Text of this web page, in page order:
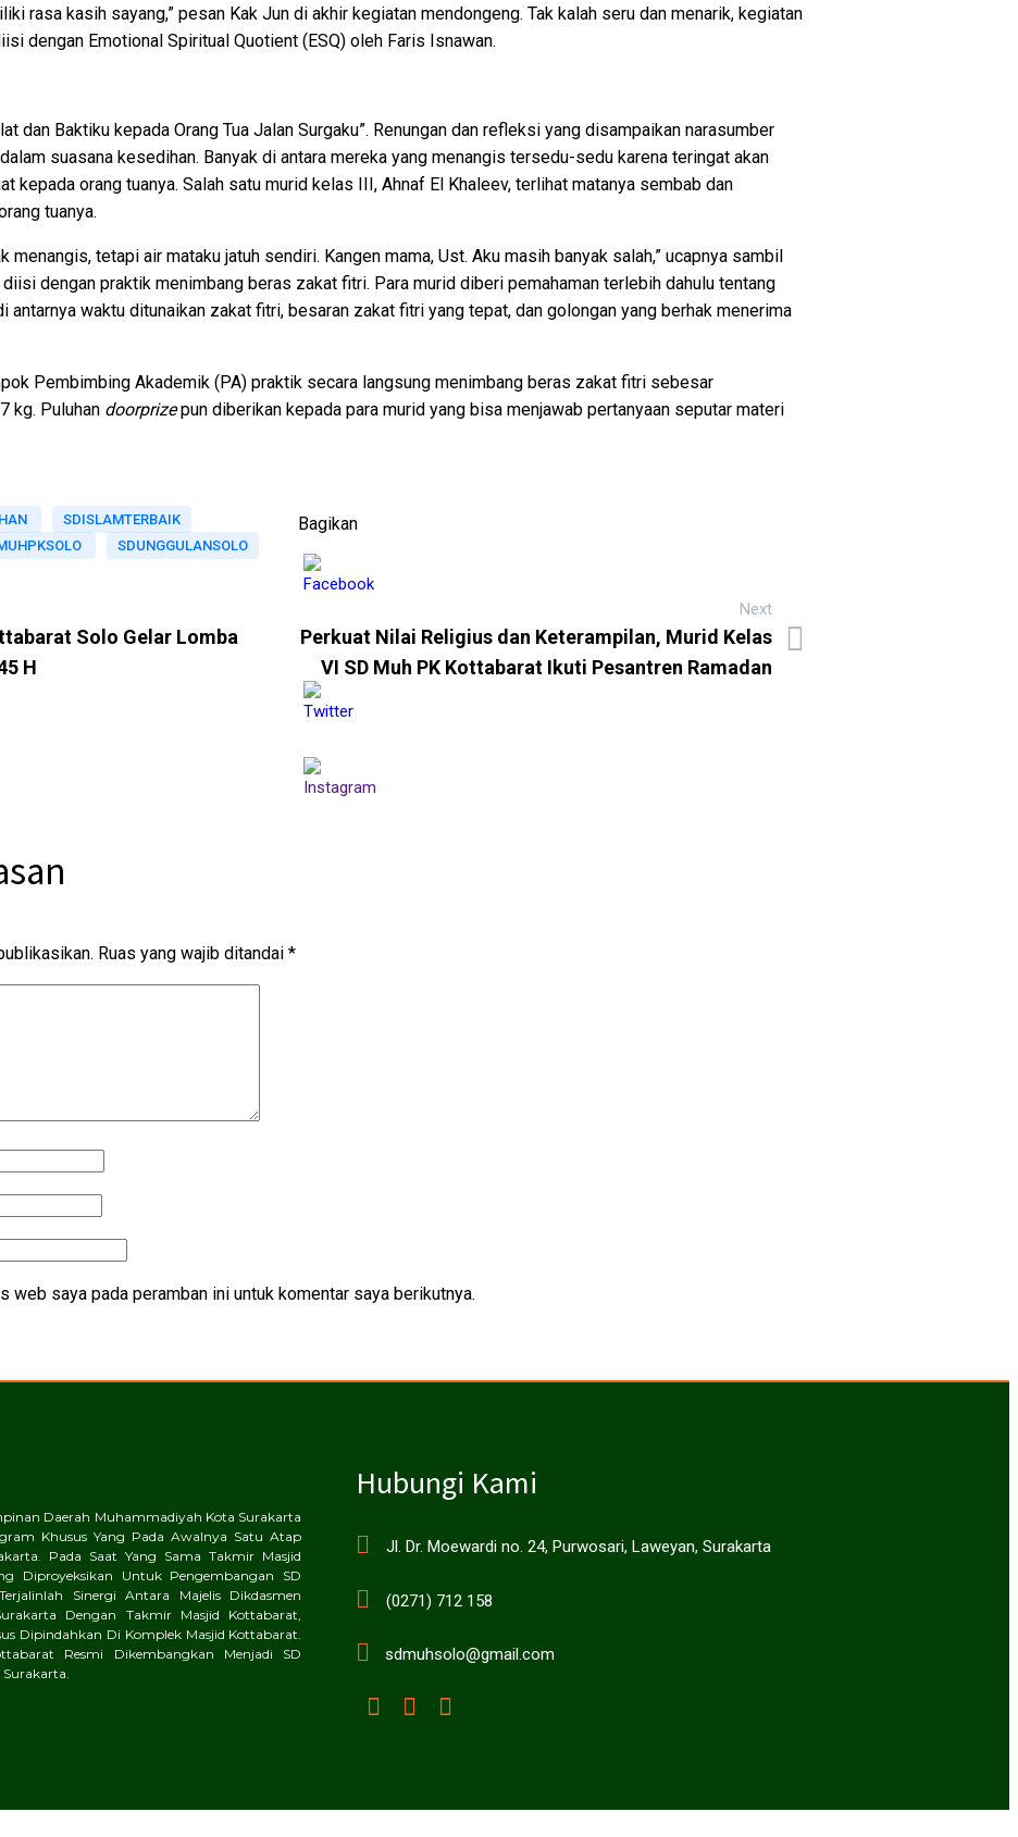
rasa kasih sayang,” pesan Kak Jun di akhir kegiatan mendongeng. Tak kalah seru dan menarik, kegiatan
dengan Emotional Spiritual Quotient (ESQ) oleh Faris Isnawan.
dan Baktiku kepada Orang Tua Jalan Surgaku”. Renungan dan refleksi yang disampaikan narasumber
suasana kesedihan. Banyak di antara mereka yang menangis tersedu-sedu karena teringat akan
kepada orang tuanya. Salah satu murid kelas III, Ahnaf El Khaleev, terlihat matanya sembab dan
tuanya.
menangis, tetapi air mataku jatuh sendiri. Kangen mama, Ust. Aku masih banyak salah,” ucapnya sambil
dengan praktik menimbang beras zakat fitri. Para murid diberi pemahaman terlebih dahulu tentang
antarnya waktu ditunaikan zakat fitri, besaran zakat fitri yang tepat, dan golongan yang berhak menerima
Pembimbing Akademik (PA) praktik secara langsung menimbang beras zakat fitri sebesar
kg. Puluhan doorprizepun diberikan kepada para murid yang bisa menjawab pertanyaan seputar materi
SDISLAMTERBAIK
SDUNGGULANSOLO
Bagikan
Solo Gelar Lomba
H
Next
Perkuat Nilai Religius dan Keterampilan, Murid Kelas
VI SD Muh PK Kottabarat Ikuti Pesantren Ramadan
Ruas yang wajib ditandai *
web saya pada peramban ini untuk komentar saya berikutnya.
Daerah Muhammadiyah Kota Surakarta
Khusus Yang Pada Awalnya Satu Atap
Pada Saat Yang Sama Takmir Masjid
Diproyeksikan Untuk Pengembangan SD
Sinergi Antara Majelis Dikdasmen
Dengan Takmir Masjid Kottabarat,
Dipindahkan Di Komplek Masjid Kottabarat.
Resmi Dikembangkan Menjadi SD
Hubungi Kami
Jl. Dr. Moewardi no. 24, Purwosari, Laweyan, Surakarta
(0271) 712 158
sdmuhsolo@gmail.com